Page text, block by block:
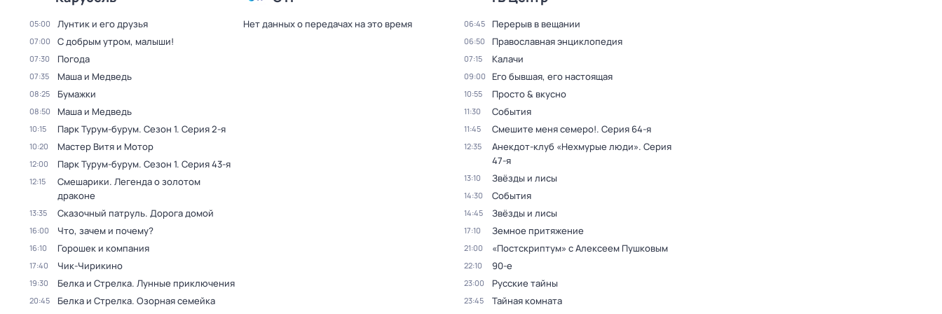
05:00 Лунтик и его друзья
07:00 С добрым утром, малыши!
07:30 Погода
07:35 Маша и Медведь
08:25 Бумажки
08:50 Маша и Медведь
10:15 Парк Турум-бурум. Сезон 1. Серия 2-я
10:20 Мастер Витя и Мотор
12:00 Парк Турум-бурум. Сезон 1. Серия 43-я
12:15
Смешарики. Легенда о золотом
драконе
13:35 Сказочный патруль. Дорога домой
16:00 Что, зачем и почему?
16:10 Горошек и компания
17:40 Чик-Чирикино
19:30 Белка и Стрелка. Лунные приключения
20:45 Белка и Стрелка. Озорная семейка
Нет данных о передачах на это время 06:45 Перерыв в вещании
06:50 Православная энциклопедия
07:15 Калачи
09:00 Его бывшая, его настоящая
10:55 Просто & вкусно
11:30 События
11:45 Смешите меня семеро!. Серия 64-я
12:35 Анекдот-клуб «Нехмурые люди». Серия
47-я
13:10 Звёзды и лисы
14:30 События
14:45 Звёзды и лисы
17:10 Земное притяжение
21:00 «Постскриптум» с Алексеем Пушковым
22:10 90-е
23:00 Русские тайны
23:45 Тайная комната